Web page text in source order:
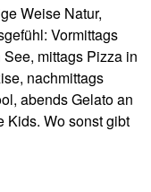
Weise Natur,
Vormittags
mittags Pizza in
nachmittags
abends Gelato an
Kids. Wo sonst gibt